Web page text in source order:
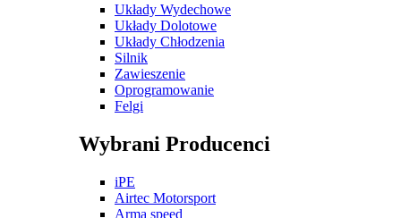
Układy Wydechowe
Układy Dolotowe
Układy Chłodzenia
Silnik
Zawieszenie
Oprogramowanie
Felgi
Wybrani Producenci
iPE
Airtec Motorsport
Arma speed